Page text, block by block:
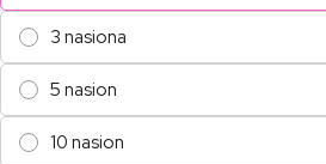
3 nasiona
5 nasion
10 nasion